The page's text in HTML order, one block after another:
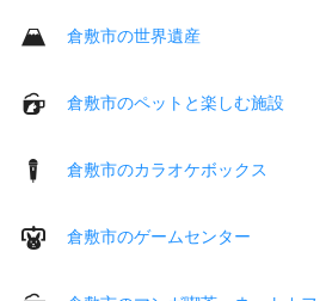
倉敷市の世界遺産
倉敷市のペットと楽しむ施設
倉敷市のカラオケボックス
倉敷市のゲームセンター